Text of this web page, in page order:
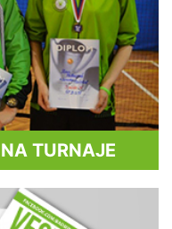
TURNAJE